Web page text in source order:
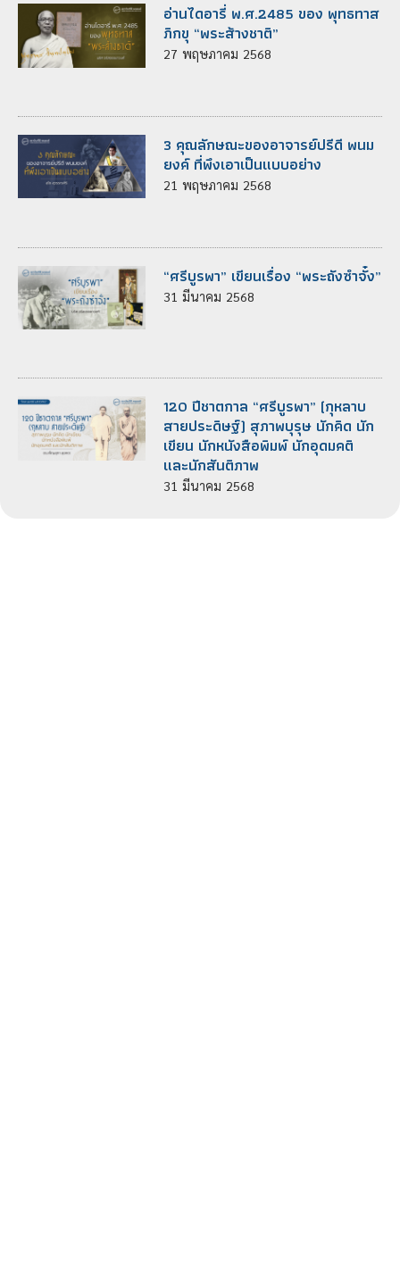
อ่านไดอารี่ พ.ศ.2485 ของ พุทธทาส
ภิกขุ “พระส้างชาติ”
27 พฤษภาคม 2568
3 คุณลักษณะของอาจารย์ปรีดี พนม
ยงค์ ที่พึงเอาเป็นแบบอย่าง
21 พฤษภาคม 2568
“ศรีบูรพา” เขียนเรื่อง “พระถังซำจั๋ง”
31 มีนาคม 2568
120 ปีชาตกาล “ศรีบูรพา” (กุหลาบ
สายประดิษฐ์) สุภาพบุรุษ นักคิด นัก
เขียน นักหนังสือพิมพ์ นักอุดมคติ
และนักสันติภาพ
31 มีนาคม 2568